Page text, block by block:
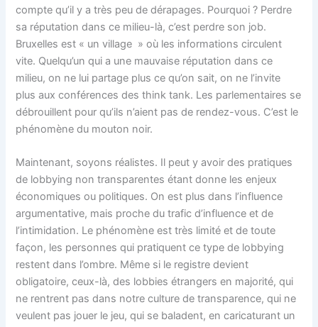
compte qu’il y a très peu de dérapages. Pourquoi ? Perdre
sa réputation dans ce milieu-là, c’est perdre son job.
Bruxelles est « un village » où les informations circulent
vite. Quelqu’un qui a une mauvaise réputation dans ce
milieu, on ne lui partage plus ce qu’on sait, on ne l’invite
plus aux conférences des think tank. Les parlementaires se
débrouillent pour qu’ils n’aient pas de rendez-vous. C’est le
phénomène du mouton noir.
Maintenant, soyons réalistes. Il peut y avoir des pratiques
de lobbying non transparentes étant donne les enjeux
économiques ou politiques. On est plus dans l’influence
argumentative, mais proche du trafic d’influence et de
l’intimidation. Le phénomène est très limité et de toute
façon, les personnes qui pratiquent ce type de lobbying
restent dans l’ombre. Même si le registre devient
obligatoire, ceux-là, des lobbies étrangers en majorité, qui
ne rentrent pas dans notre culture de transparence, qui ne
veulent pas jouer le jeu, qui se baladent, en caricaturant un